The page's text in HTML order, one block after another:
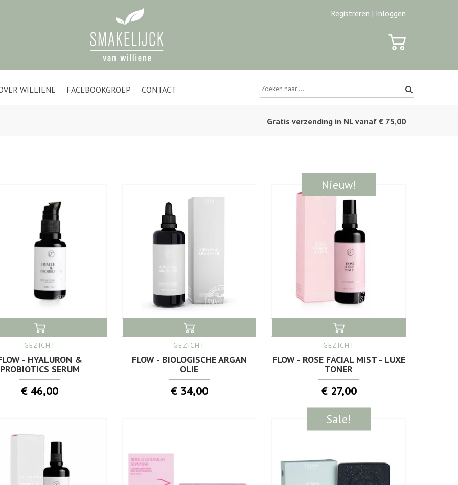
Registreren | Inloggen
WILLIENE FACEBOOKGROEP CONTACT
Gratis verzending in NL vanaf € 75,00
GEZICHT
- HYALURON &
PROBIOTICS SERUM
€ 46,00
GEZICHT
FLOW - BIOLOGISCHE ARGAN
OLIE
€ 34,00
Nieuw!
GEZICHT
FLOW - ROSE FACIAL MIST - LUXE
TONER
€ 27,00
Sale!